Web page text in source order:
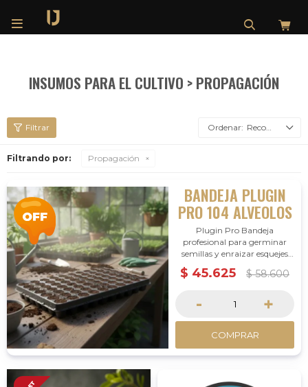

INSUMOS PARA EL CULTIVO > PROPAGACIÓN
Recomendados
Filtrando por: Propagación
BANDEJA PLUGIN
PRO 104 ALVEOLOS
Plugin Pro Bandeja
profesional para germinar
semillas y enraizar esquejes
con rapidez y uniformidad.
Sustrato premium con
humedad y aireación ideal
para raíces fuertes y
trasplantes seguros.
$ 45.625 $ 58.600
- +
COMPRAR